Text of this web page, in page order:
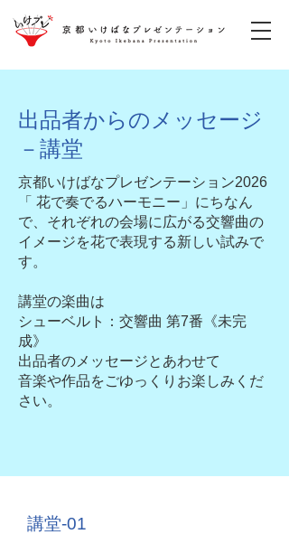
出品者からのメッセージ
​－講堂
京都いけばなプレゼンテーション2026
「 花で奏でるハーモニー」にちなん
で、それぞれの会場に広がる交響曲の
イメージを花で表現する新しい試みで
す。
講堂の楽曲は
シューベルト：交響曲 第7番《未完
成》
出品者のメッセージとあわせて
音楽や作品をごゆっくりお楽しみくだ
さい。
講堂-01